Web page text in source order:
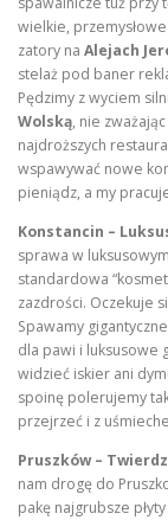
wielkie,
zatory na Alejach
stelaż pod baner
Pędzimy z wyciem
Wolską, nie
najdroższych
wspawywać nowe
pieniądz, a my
Konstancin –
sprawa w
standardowa
zazdrości. Oczekuje
Spawamy
dla pawi i luksusowe
widzieć iskier ani
spoinę polerujemy
przejrzeć i z
Pruszków –
nam drogę do
pakę najgrubsze